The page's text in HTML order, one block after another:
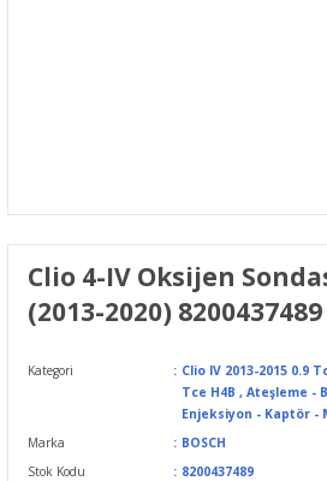
Clio 4-IV Oksijen
(2013-2020)
Kategori Clio IV 2013-2015 0.9
Tce H4B , Ateşleme -
Enjeksiyon - Kaptör -
Marka
BOSCH
Stok Kodu
8200437489